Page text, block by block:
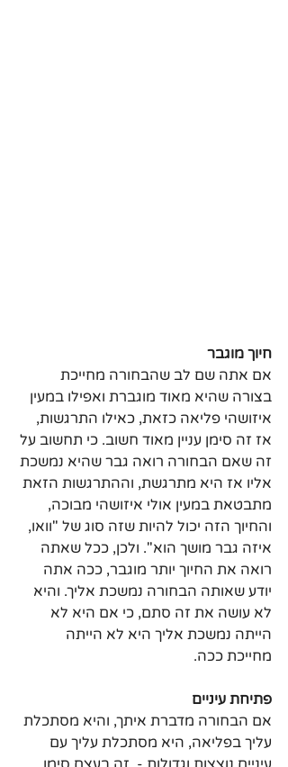
חיוך מוגבר
אם אתה שם לב שהבחורה מחייכת
בצורה שהיא מאוד מוגברת ואפילו במעין
איזושהי פליאה כזאת, כאילו התרגשות,
אז זה סימן עניין מאוד חשוב. כי תחשוב על
זה שאם הבחורה רואה גבר שהיא נמשכת
אליו אז היא מתרגשת, וההתרגשות הזאת
מתבטאת במעין אולי איזושהי מבוכה,
והחיוך הזה יכול להיות שזה סוג של "וואו,
איזה גבר מושך הוא". ולכן, ככל שאתה
רואה את החיוך יותר מוגבר, ככה אתה
יודע שאותה הבחורה נמשכת אליך. והיא
לא עושה את זה סתם, כי אם היא לא
הייתה נמשכת אליך היא לא הייתה
מחייכת ככה.
פתיחת עיניים
אם הבחורה מדברת איתך, והיא מסתכלת
עליך בפליאה, היא מסתכלת עליך עם